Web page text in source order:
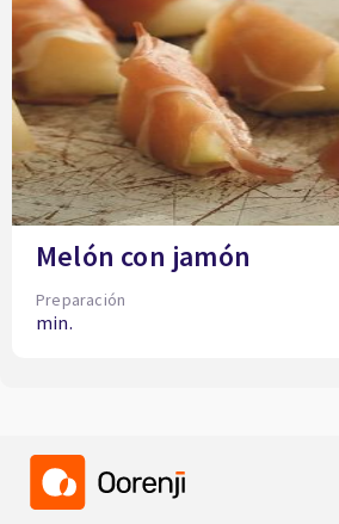
Melón con jamón
Preparación
min.